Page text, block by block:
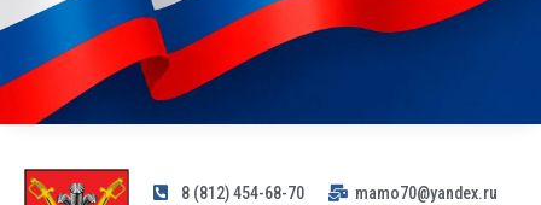
8 (812) 454-68-70 mamo70@yandex.ru